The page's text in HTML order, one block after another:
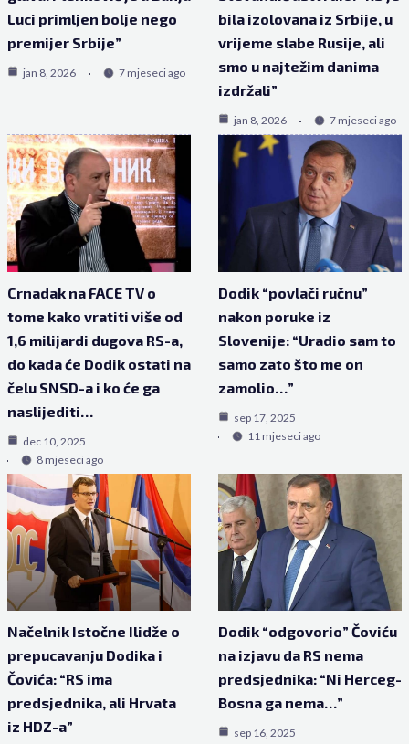
Luci primljen bolje nego
premijer Srbije”
jan 8, 2026 7 mjeseci ago
bila izolovana iz Srbije, u
vrijeme slabe Rusije, ali
smo u najtežim danima
izdržali”
jan 8, 2026 7 mjeseci ago
Crnadak na FACE TV o
tome kako vratiti više od
1,6 milijardi dugova RS-a,
do kada će Dodik ostati na
čelu SNSD-a i ko će ga
naslijediti…
dec 10, 2025
8 mjeseci ago
Dodik “povlači ručnu”
nakon poruke iz
Slovenije: “Uradio sam to
samo zato što me on
zamolio…”
sep 17, 2025
11 mjeseci ago
Načelnik Istočne Ilidže o
prepucavanju Dodika i
Čovića: “RS ima
predsjednika, ali Hrvata
iz HDZ-a”
Dodik “odgovorio” Čoviću
na izjavu da RS nema
predsjednika: “Ni Herceg-
Bosna ga nema…”
sep 16, 2025